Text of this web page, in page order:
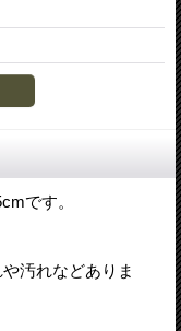
です。
汚れなどありま